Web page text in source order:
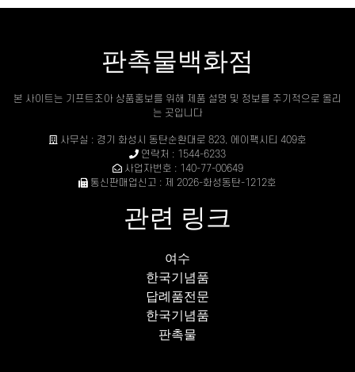
판촉물백화점
본 사이트는 기프트조아 상품홍보를 위해 제품 설명 및 정보를 주기적으로 올리
는 곳입니다
사무실 : 경기 화성시 동탄순환대로 823, 에이팩시티 409호
연락처 : 1544-6233
사업자번호 : 140-77-00649
통신판매업신고 : 제 2026-화성동탄-1212호
관련 링크
여수
한국기념품
답례품전문
한국기념품
판촉물